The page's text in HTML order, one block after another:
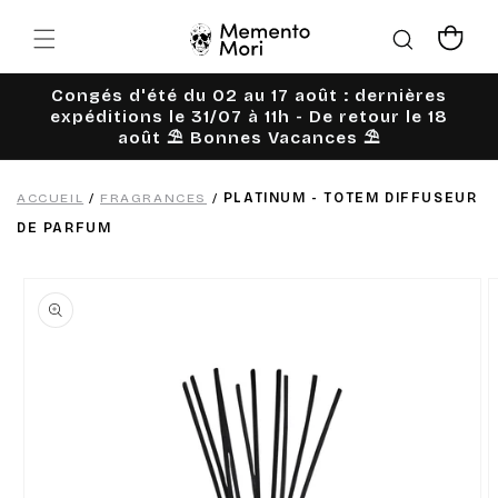
passer au
contenu
Panier
Congés d'été du 02 au 17 août : dernières
expéditions le 31/07 à 11h - De retour le 18
août ⛱️ Bonnes Vacances ⛱️
ACCUEIL / FRAGRANCES / PLATINUM - TOTEM DIFFUSEUR
DE PARFUM
informations
produits